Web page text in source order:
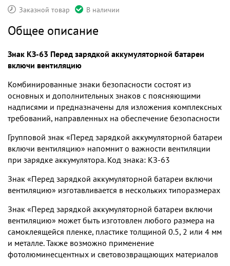
Заказной товар В наличии
Общее описание
Знак КЗ-63 Перед зарядкой аккумуляторной батареи
включи вентиляцию
Комбинированные знаки безопасности состоят из
основных и дополнительных знаков с поясняющими
надписями и предназначены для изложения комплексных
требований, направленных на обеспечение безопасности
Групповой знак «Перед зарядкой аккумуляторной батареи
включи вентиляцию» напомнит о важности вентиляции
при зарядке аккумулятора. Код знака: КЗ-63
Знак «Перед зарядкой аккумуляторной батареи включи
вентиляцию» изготавливается в нескольких типоразмерах
Знак «Перед зарядкой аккумуляторной батареи включи
вентиляцию» может быть изготовлен любого размера на
самоклеящейся пленке, пластике толщиной 0.5, 2 или 4 мм
и металле. Также возможно применение
фотолюминесцентных и световозвращающих материалов